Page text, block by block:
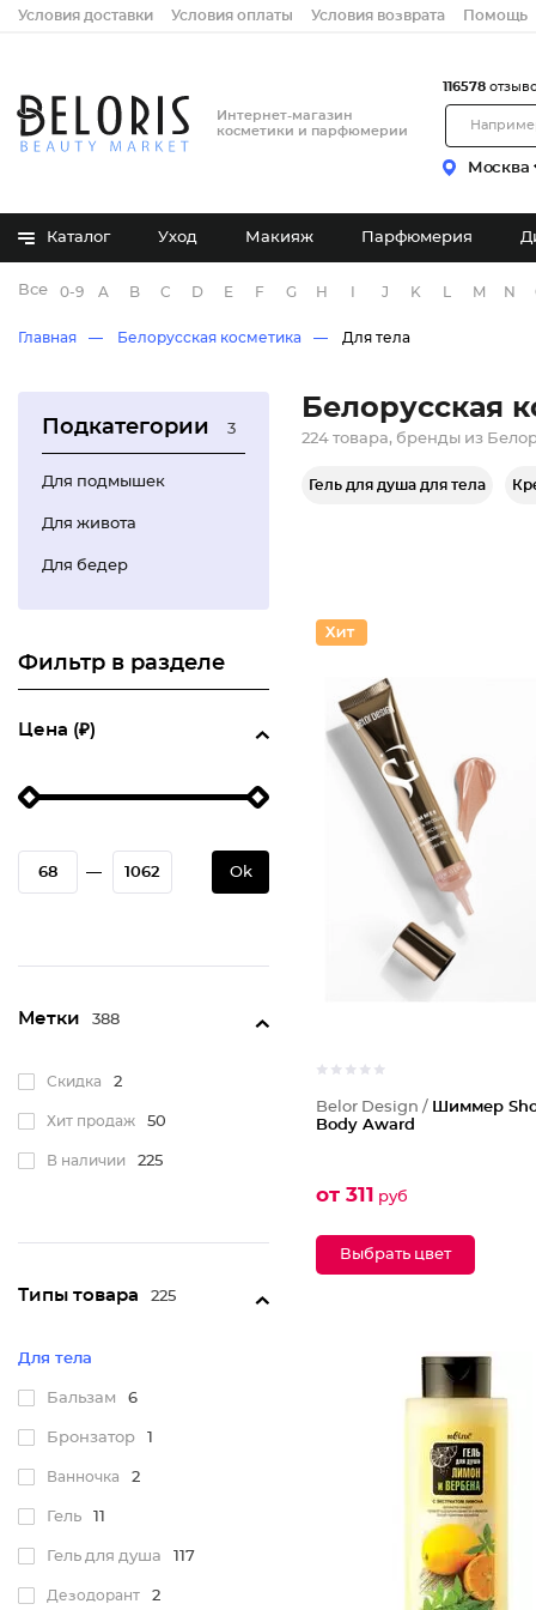
Условия доставки Условия оплаты Условия возврата Помощь
Интернет-магазин
косметики и парфюмерии
Москва
116578
Каталог Уход Макияж Парфюмерия
Все бренды
0-9 A B C D E F G H J K M N
Главная Белорусская косметика Для тела
Подкатегории 3
Для подмышек
Для живота
Для бедер
Фильтр в разделе
Цена (₽)
— Ok
Метки 388
Скидка 2
Хит продаж 50
В наличии 225
Типы товара 225
Для тела
Бальзам 6
Бронзатор 1
Ванночка 2
Гель 11
Гель для душа 117
Дезодорант 2
Белорусская
224 товара, бренды из
Гель для душа для тела
Belor Design / Шиммер
Body Award
от 311 руб
Выбрать цвет